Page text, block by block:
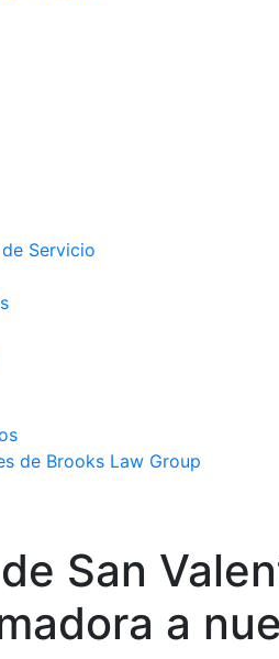
Servicio
de Brooks Law Group
San
a